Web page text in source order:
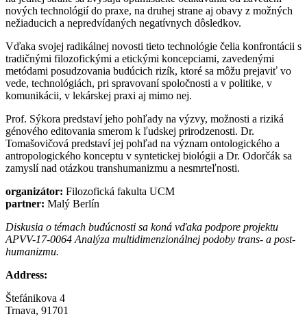
nových technológií do praxe, na druhej strane aj obavy z možných
nežiaducich a nepredvídaných negatívnych dôsledkov.
Vďaka svojej radikálnej novosti tieto technológie čelia konfrontácii s
tradičnými filozofickými a etickými koncepciami, zavedenými
metódami posudzovania budúcich rizík, ktoré sa môžu prejaviť vo
vede, technológiách, pri spravovaní spoločnosti a v politike, v
komunikácii, v lekárskej praxi aj mimo nej.
Prof. Sýkora predstaví jeho pohľady na výzvy, možnosti a riziká
génového editovania smerom k ľudskej prirodzenosti. Dr.
Tomašovičová predstaví jej pohľad na význam ontologického a
antropologického konceptu v syntetickej biológii a Dr. Odorčák sa
zamyslí nad otázkou transhumanizmu a nesmrteľnosti.
organizátor: Filozofická fakulta UCM
partner: Malý Berlín
Diskusia o témach budúcnosti sa koná vďaka podpore projektu
APVV-17-0064 Analýza multidimenzionálnej podoby trans- a post-
humanizmu.
Address:
Štefánikova 4
Trnava, 91701